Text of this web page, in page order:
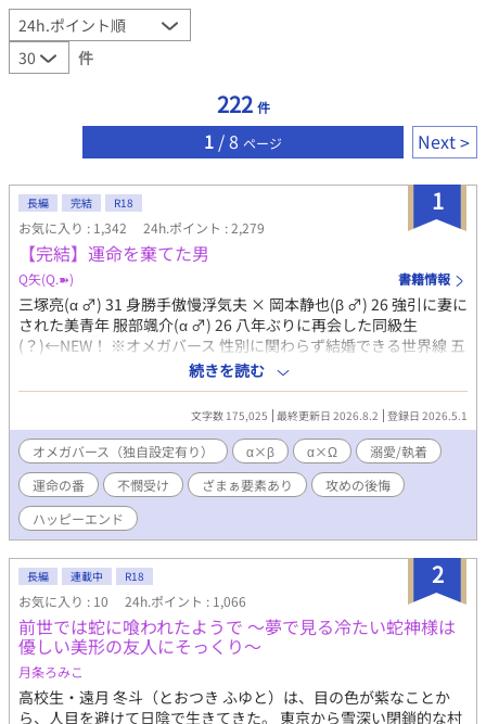
件
222 件
1 / 8 ページ Next
1
長編 完結 R18
お気に入り : 1,342 24h.ポイント : 2,279
【完結】運命を棄てた男
Q矢(Q.➽) 書籍情報
三塚亮(α ♂) 31 身勝手傲慢浮気夫 × 岡本静也(β ♂) 26 強引に妻に
された美青年 服部颯介(α ♂) 26 八年ぶりに再会した同級生
(？)←NEW！ ※オメガバース 性別に関わらず結婚できる世界線 五
年前、大学生だった岡本静也（β）は、インターンに入った会社
で、αの三塚 亮に一目惚れされ、猛烈なアプローチを受けた。 異
性愛者であり遠恋の彼女も居た静也は、それを理由に三塚の告白
を断り続けたが、ある時三塚に酒に酔わされ、抱かれてしまう。
既成事実を作る事に成功した三塚は、強引に静也を略奪、結婚。
しかし熱愛は続かず、三塚は愛人を囲い始める。しかも相手はΩ
で、三塚と番になって子どもを産む事を望んでいた。 バース法に
より、婚姻外の番契約は禁止されている。可愛い愛人の願いを叶
える為には、まず静也と離婚しなくてはならない。 そうして結婚
人に目が眩む三塚は、この先で自分を待つ恐ろしい運命など、想
像すらできずにいたが……。 手段を選ばず生きてきた傲慢浮気
男・三塚の末路とは。 そして捨てられた静也の、意外な未来と
は。 ※お詫び 17話のラスト、三年ではなく五年の間違いです！明
らかなうっかりミスです！ お詫びして訂正いたしますm(_ _)m
続きを読む
文字数 175,025 最終更新日 2026.8.2 登録日 2026.5.1
オメガバース（独自設定有り） α×β α×Ω
溺愛/執着
運命の番
不憫受け ざまぁ要素あり
攻めの後悔
ハッピーエンド
2
長編 連載中 R18
お気に入り : 10 24h.ポイント : 1,066
前世では蛇に喰われたようで ～夢で見る冷たい蛇神様は
優しい美形の友人にそっくり～
月条ろみこ
高校生・遠月 冬斗（とおつき ふゆと）は、目の色が紫なことか
ら、人目を避けて日陰で生きてきた。 東京から雪深い閉鎖的な村